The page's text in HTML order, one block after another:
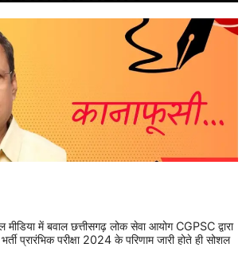
में बवाल छत्तीसगढ़ लोक सेवा आयोग CGPSC द्वारा
प्रारंभिक परीक्षा 2024 के परिणाम जारी होते ही सोशल